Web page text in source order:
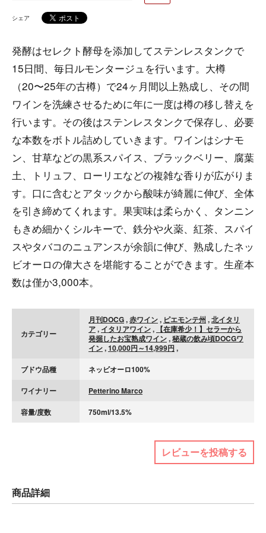
シェア
発酵はセレクト酵母を添加してステンレスタンクで
15日間、毎日ルモンタージュを行います。大樽
（20〜25年の古樽）で24ヶ月間以上熟成し、その間
ワインを洗練させるために年に一度は樽の移し替えを
行います。その後はステンレスタンクで保存し、必要
な本数をボトル詰めしていきます。ワインはシナモ
ン、甘草などの黒系スパイス、ブラックベリー、腐葉
土、トリュフ、ローリエなどの複雑な香りが広がりま
す。口に含むとアタックから酸味が綺麗に伸び、全体
を引き締めてくれます。果実味は柔らかく、タンニン
もきめ細かくシルキーで、鉄分や火薬、紅茶、スパイ
スやタバコのニュアンスが余韻に伸び、熟成したネッ
ビオーロの偉大さを堪能することができます。生産本
数は僅か3,000本。
カテゴリー
月刊DOCG,赤ワイン, ピエモンテ州 ,北イタリ
ア, イタリアワイン, 【在庫希少！】セラーから
発掘したお宝熟成ワイン,秘蔵の飲み頃DOCGワ
イン,10,000円～14,999円 ,
ブドウ品種
ネッビオーロ100%
ワイナリー
Petterino Marco
容量/度数
750ml/13.5%
レビューを投稿する
商品詳細